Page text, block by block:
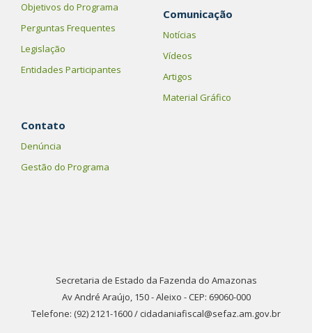
Objetivos do Programa
Perguntas Frequentes
Legislação
Entidades Participantes
Comunicação
Notícias
Vídeos
Artigos
Material Gráfico
Contato
Denúncia
Gestão do Programa
Secretaria de Estado da Fazenda do Amazonas
Av André Araújo, 150 - Aleixo - CEP: 69060-000
Telefone: (92) 2121-1600 / cidadaniafiscal@sefaz.am.gov.br